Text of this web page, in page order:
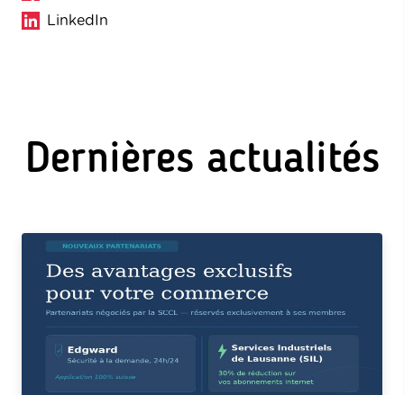
LinkedIn
Dernières actualités